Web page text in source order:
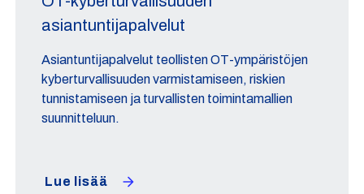
asiantuntijapalvelut
Asiantuntijapalvelut teollisten OT-ympäristöjen
kyberturvallisuuden varmistamiseen, riskien
tunnistamiseen ja turvallisten toimintamallien
suunnitteluun.
Lue lisää